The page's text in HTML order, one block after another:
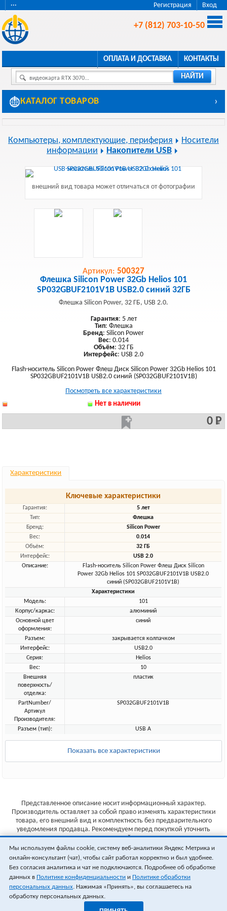
Регистрация Вход
···
+7 (812) 703-10-50
ОПЛАТА И ДОСТАВКА КОНТАКТЫ
видеокарта RTX 3070... НАЙТИ
КАТАЛОГ ТОВАРОВ ›
Компьютеры, комплектующие, периферия
Носители
информации
Накопители USB
внешний вид товара может отличаться от фотографии
Артикул: 500327
Флешка Silicon Power 32Gb Helios 101
SP032GBUF2101V1B USB2.0 синий 32ГБ
Флешка Silicon Power, 32 ГБ, USB 2.0.
Гарантия: 5 лет
Тип: Флешка
Бренд: Silicon Power
Вес: 0.014
Объём: 32 ГБ
Интерфейс: USB 2.0
Flash-носитель Silicon Power Флеш Диск Silicon Power 32Gb Helios 101
SP032GBUF2101V1B USB2.0 синий (SP032GBUF2101V1B)
Посмотреть все характеристики
Нет в наличии
0 Р
Характеристики
Ключевые характеристики
Гарантия:
5 лет
Тип:
Флешка
Бренд:
Silicon Power
Вес:
0.014
Объём:
32 ГБ
Интерфейс:
USB 2.0
Описание:
Flash-носитель Silicon Power Флеш Диск Silicon
Power 32Gb Helios 101 SP032GBUF2101V1B USB2.0
синий (SP032GBUF2101V1B)
Характеристики
Модель:
101
Корпус/каркас:
алюминий
Основной цвет
оформления:
синий
Разъем:
закрывается колпачком
Интерфейс:
USB2.0
Серия:
Helios
Вес:
10
Внешняя
поверхность/
отделка:
пластик
PartNumber/
Артикул
Производителя:
SP032GBUF2101V1B
Разъем (тип): USB А
Показать все характеристики
Представленное описание носит информационный характер.
Производитель оставляет за собой право изменять характеристики
товара, его внешний вид и комплектность без предварительного
уведомления продавца. Рекомендуем перед покупкой уточнить
характеристики товара на сайте производителя.
Указанные цены не являются публичной офертой (ст.435 ГК РФ).
Стоимость и наличие товара уточняйте у менеджера.
Мы используем файлы cookie, систему веб-аналитики Яндекс Метрика и
онлайн-консультант (чат), чтобы сайт работал корректно и был удобнее.
Без согласия аналитика и чат не подключаются. Подробнее об обработке
данных в Политике конфиденциальности и Политике обработки
персональных данных. Нажимая «Принять», вы соглашаетесь на
обработку персональных данных.